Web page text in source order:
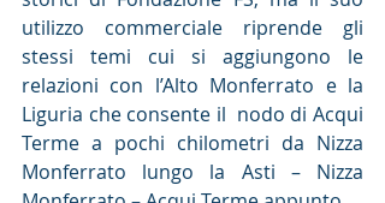
utilizzo commerciale riprende gli
stessi temi cui si aggiungono le
relazioni con l’Alto Monferrato e la
Liguria che consente il  nodo di Acqui
Terme a pochi chilometri da Nizza
Monferrato lungo la Asti – Nizza